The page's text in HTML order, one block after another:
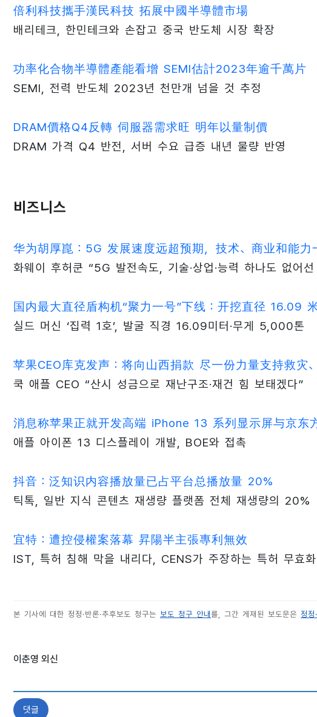
倍利科技攜手漢民科技 拓展中國半導體市場
배리테크, 한민테크와 손잡고 중국 반도체 시장 확장
功率化合物半導體產能看增 SEMI估計2023年逾千萬片
SEMI, 전력 반도체 2023년 천만개 넘을 것 추정
DRAM價格Q4反轉 伺服器需求旺 明年以量制價
DRAM 가격 Q4 반전, 서버 수요 급증 내년 물량 반영
비즈니스
华为胡厚崑：5G 发展速度远超预期，技术、商业和能力
화웨이 후허쿤 “5G 발전속도, 기술·상업·능력 하나도 없어
国内最大直径盾构机“聚力一号”下线：开挖直径 16.09
실드 머신 ‘집력 1호’, 발굴 직경 16.09미터·무게 5,000톤
苹果CEO库克发声：将向山西捐款 尽一份力量支持救灾
쿡 애플 CEO “산시 성금으로 재난구조·재건 힘 보태겠다”
消息称苹果正就开发高端 iPhone 13 系列显示屏与京东
애플 아이폰 13 디스플레이 개발, BOE와 접촉
抖音：泛知识内容播放量已占平台总播放量 20%
틱톡, 일반 지식 콘텐츠 재생량 플랫폼 전체 재생량의 20%
宜特：遭控侵權案落幕 昇陽半主張專利無效
IST, 특허 침해 막을 내리다, CENS가 주장하는 특허 무효화
본 기사에 대한 정정·반론·추후보도 청구는 보도 청구 안내 를, 그간 게재된 보도문은 정정
이춘영 외신
댓글